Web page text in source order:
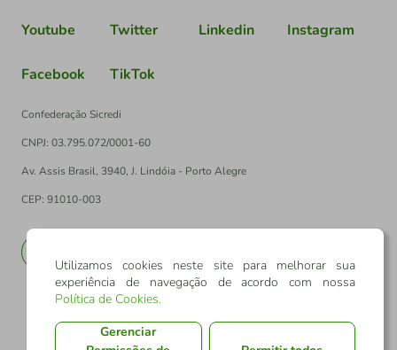
Youtube Twitter Linkedin Instagram
Facebook TikTok
Confederação Sicredi
CNPJ: 03.795.072/0001-60
Av. Assis Brasil, 3940, J. Lindóia - Porto Alegre
CEP: 91010-003
Utilizamos cookies neste site para melhorar sua
experiência de navegação de acordo com nossa
Política de Cookies.
Gerenciar